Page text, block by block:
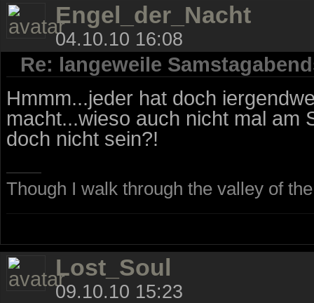
Engel_der_Nacht
04.10.10 16:08
Re: langeweile
Hmmm...jeder hat doch
macht...wieso auch nicht mal am
doch nicht sein?!
Though I walk through the valley of
Lost_Soul
09.10.10 15:23